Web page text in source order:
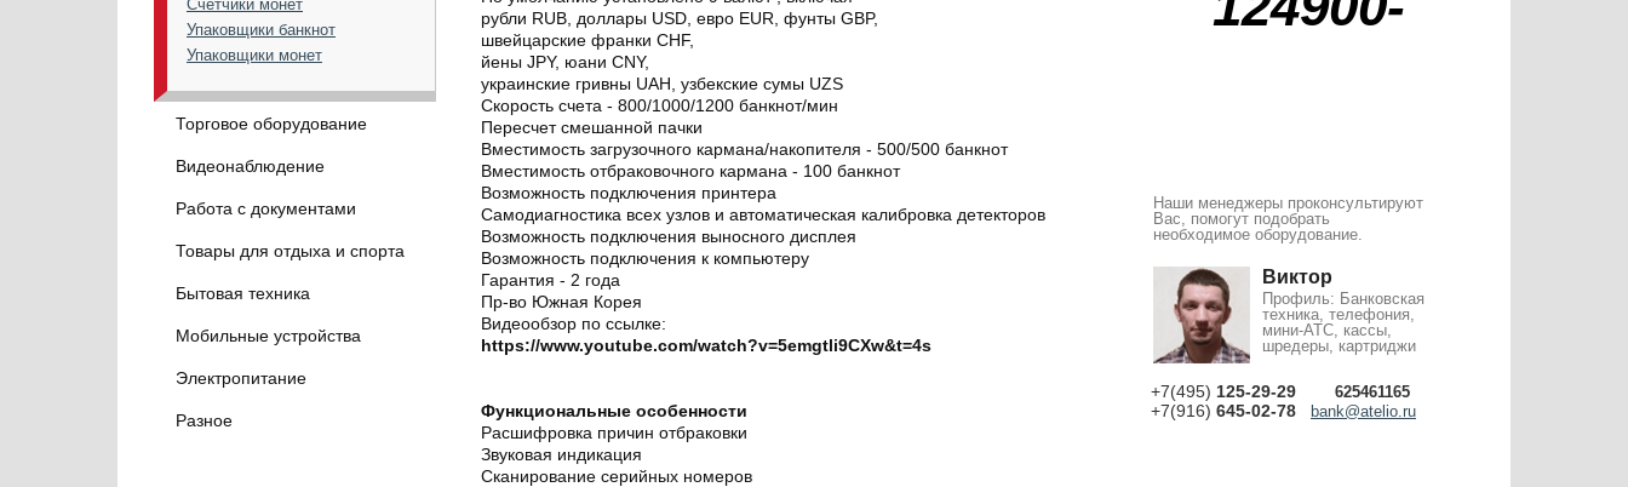
Счетчики монет
Упаковщики банкнот
Упаковщики монет
Торговое оборудование
Видеонаблюдение
Работа с документами
Товары для отдыха и спорта
Бытовая техника
Мобильные устройства
Электропитание
Разное
Наши менеджеры проконсультируют
Вас, помогут подобрать
необходимое оборудование.
Виктор
Профиль: Банковская
техника, телефония,
мини-АТС, кассы,
шредеры, картриджи
+7(495) 125-29-29
+7(916) 645-02-78
625461165
bank@atelio.ru
рубли RUB, доллары USD, евро EUR, фунты GBP,
швейцарские франки CHF,
йены JPY, юани CNY,
украинские гривны UAH, узбекские сумы UZS
Скорость счета - 800/1000/1200 банкнот/мин
Пересчет смешанной пачки
Вместимость загрузочного кармана/накопителя - 500/500 банкнот
Вместимость отбраковочного кармана - 100 банкнот
Возможность подключения принтера
Самодиагностика всех узлов и автоматическая калибровка детекторов
Возможность подключения выносного дисплея
Возможность подключения к компьютеру
Гарантия - 2 года
Пр-во Южная Корея
Видеообзор по ссылке:
https://www.youtube.com/watch?v=5emgtli9CXw&t=4s
Функциональные особенности
Расшифровка причин отбраковки
Звуковая индикация
Сканирование серийных номеров